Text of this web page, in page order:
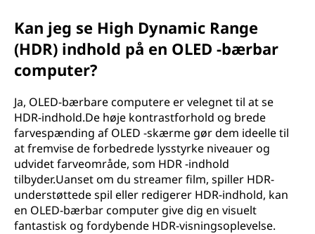
Kan jeg se High Dynamic Range
(HDR) indhold på en OLED -bærbar
computer?
Ja, OLED-bærbare computere er velegnet til at se
HDR-indhold.De høje kontrastforhold og brede
farvespænding af OLED -skærme gør dem ideelle til
at fremvise de forbedrede lysstyrke niveauer og
udvidet farveområde, som HDR -indhold
tilbyder.Uanset om du streamer film, spiller HDR-
understøttede spil eller redigerer HDR-indhold, kan
en OLED-bærbar computer give dig en visuelt
fantastisk og fordybende HDR-visningsoplevelse.